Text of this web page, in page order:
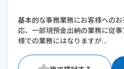
※残業：0〜5時間程度/月
基本的な事務業務にお客様への
応、一部現預金出納の業務に従
様での業務にはなりますが...